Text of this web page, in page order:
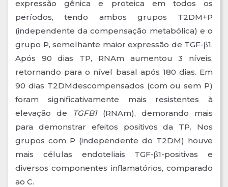
expressão gênica e proteica em todos os
períodos, tendo ambos grupos T2DM+P
(independente da compensação metabólica) e o
grupo P, semelhante maior expressão de TGF-β1.
Após 90 dias TP, RNAm aumentou 3 níveis,
retornando para o nível basal após 180 dias. Em
90 dias T2DMdescompensados (com ou sem P)
foram significativamente mais resistentes à
elevação de
TGFB1(RNAm), demorando mais
para demonstrar efeitos positivos da TP. Nos
grupos com P (independente do T2DM) houve
mais células endoteliais TGF-β1-positivas e
diversos componentes inflamatórios, comparado
ao C.